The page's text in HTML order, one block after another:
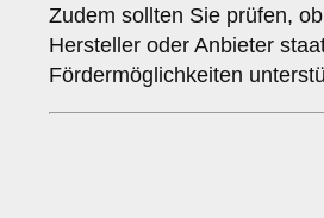
Zudem sollten Sie prüfen,
Hersteller oder Anbieter
Fördermöglichkeiten